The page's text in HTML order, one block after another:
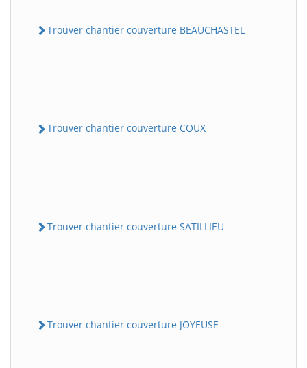
Trouver chantier couverture BEAUCHASTEL
Trouver chantier couverture COUX
Trouver chantier couverture SATILLIEU
Trouver chantier couverture JOYEUSE